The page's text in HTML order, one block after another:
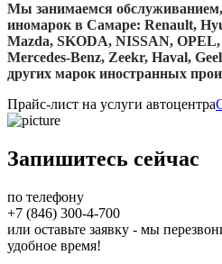
Мы занимаемся
иномарок в Самаре: Renault,
Mazda, SKODA, NISSAN,
Mercedes-Benz, Zeekr, Haval,
других марок иностранных
Прайс-лист на услуги автоцентра
Запишитесь сейчас
по телефону
+7 (846) 300-4-700
или оставьте заявку - мы
удобное время!